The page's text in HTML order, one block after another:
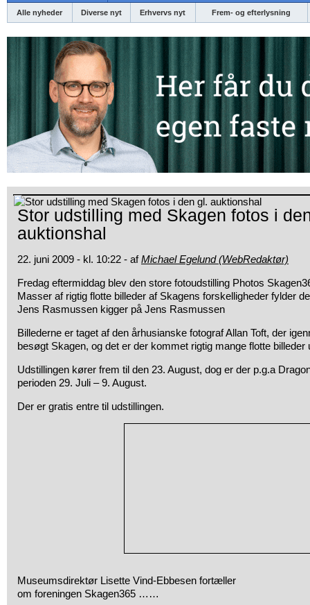
Alle nyheder Diverse nyt Erhvervs nyt Frem- og efterlysning
Stor udstilling med Skagen fotos i
auktionshal
22. juni 2009 - kl. 10:22 - afMichael Egelund (WebRedaktør)
Fredag eftermiddag blev den store fotoudstilling Photos
Masser af rigtig flotte billeder af Skagens forskelligheder fylder
Jens Rasmussen kigger på Jens Rasmussen
Billederne er taget af den århusianske fotograf Allan Toft, der
besøgt Skagen, og det er der kommet rigtig mange flotte billeder
Udstillingen kører frem til den 23. August, dog er der p.g.a
perioden 29. Juli – 9. August.
Der er gratis entre til udstillingen.
Museumsdirektør Lisette Vind-Ebbesen fortæller
om foreningen Skagen365 ……